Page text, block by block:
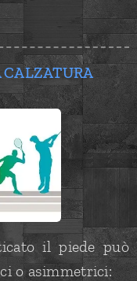
CALZATURA
il piede può
o asimmetrici: